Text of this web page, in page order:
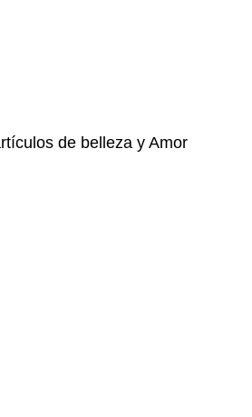
de belleza y Amor